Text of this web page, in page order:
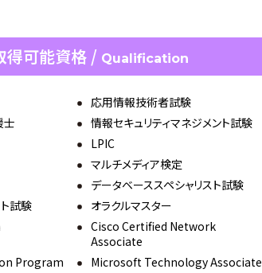
得可能資格 / Qualification
応用情報技術者試験
士
情報セキュリティマネジメント試験
LPIC
マルチメディア検定
データベーススペシャリスト試験
試験
オラクルマスター
Cisco Certified Network
Associate
Program
Microsoft Technology Associate